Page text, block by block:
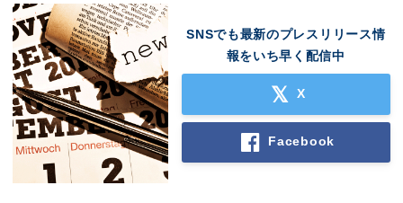
SNSでも最新のプレスリリース情
報をいち早く配信中
X
Facebook